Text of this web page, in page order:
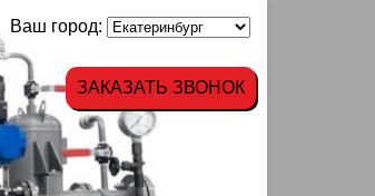
ЗАКАЗАТЬ ЗВОНОК
Ваш город: